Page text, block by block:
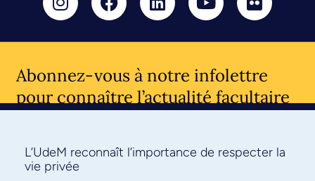
Abonnez-vous à notre infolettre
pour connaître l’actualité facultaire
L’UdeM reconnaît l’importance de respecter la
vie privée